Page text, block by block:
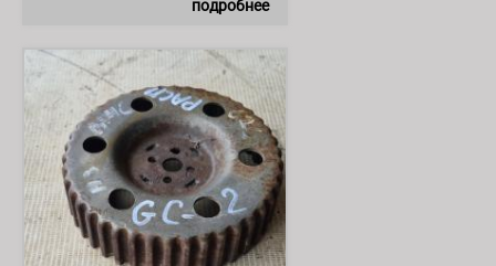
подробнее